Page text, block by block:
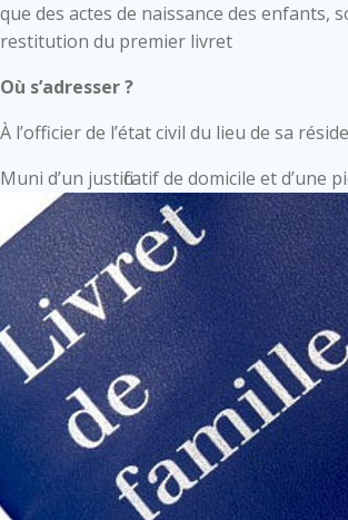
que des actes de naissance des enfants,
restitution du premier livret
Où s’adresser ?
À l’officier de l’état civil du lieu de sa
Muni d’un justificatif de domicile et d’une